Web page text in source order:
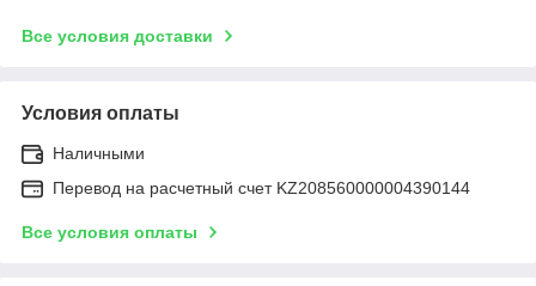
Все условия доставки
Условия оплаты
Наличными
Перевод на расчетный счет KZ208560000004390144
Все условия оплаты